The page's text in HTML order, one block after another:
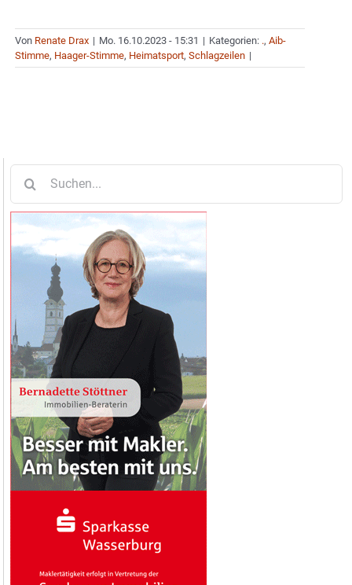
Von Renate Drax | Mo. 16.10.2023 - 15:31 | Kategorien: ., Aib-
Stimme, Haager-Stimme, Heimatsport, Schlagzeilen |
nach: